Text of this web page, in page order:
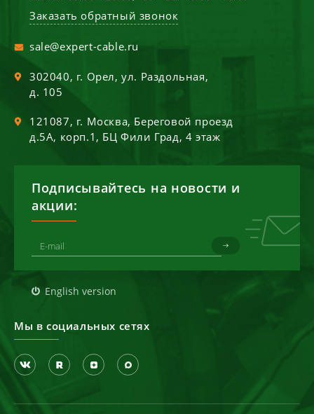
Заказать обратный звонок
sale@expert-cable.ru
302040, г. Орел,ул. Раздольная,
д. 105
121087, г. Москва, Береговой проезд
д.5А, корп.1, БЦ Фили Град, 4 этаж
Подписывайтесь на новости и
акции:
English version
Мы в социальных сетях